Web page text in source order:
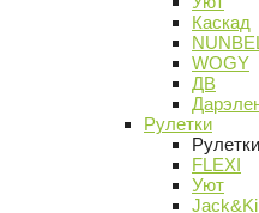
Каскад
WOGY
ДВ
Рулетки
Рулетки
FLEXI
Уют